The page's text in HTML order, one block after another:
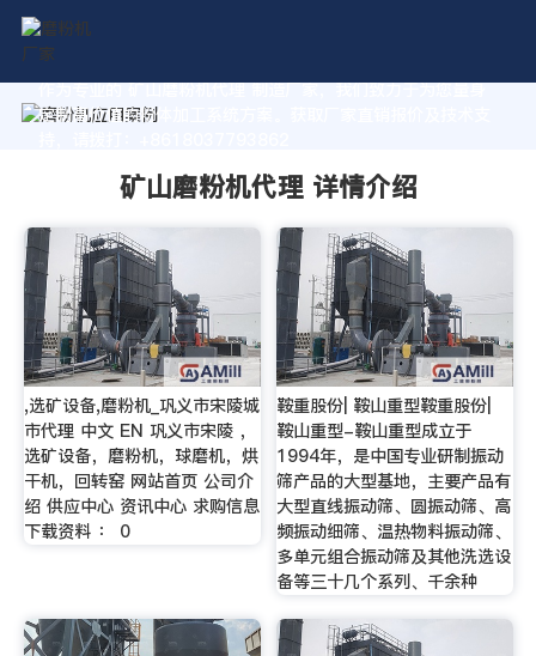
作为专业的 矿山磨粉机代理 制造厂家，我们致力于为您量身
定制高价值的粉体加工系统方案。获取厂家直销报价及技术支
矿山磨粉机代理 详情介绍
,选矿设备,磨粉机_巩义市宋陵城
市代理 中文 EN 巩义市宋陵 ，
选矿设备，磨粉机，球磨机，烘
干机，回转窑 网站首页 公司介
绍 供应中心 资讯中心 求购信息
下载资料 ： 0
鞍重股份| 鞍山重型鞍重股份|
鞍山重型-鞍山重型成立于
1994年，是中国专业研制振动
筛产品的大型基地，主要产品有
大型直线振动筛、圆振动筛、高
频振动细筛、温热物料振动筛、
多单元组合振动筛及其他洗选设
备等三十几个系列、千余种